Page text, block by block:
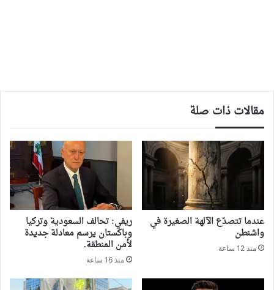
مقالات ذات صلة
‏عندما تتصدّع الآلهة الصغيرة في
واشنطن
منذ 12 ساعة
ريفي: تحالف السعودية وتركيا
وباكستان يرسم معادلة جديدة
لأمن المنطقة.
منذ 16 ساعة